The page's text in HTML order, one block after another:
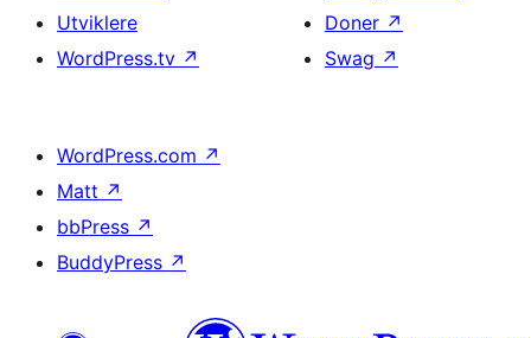
Utviklere
WordPress.tv ↗
Doner ↗
Swag ↗
WordPress.com ↗
Matt ↗
bbPress ↗
BuddyPress ↗